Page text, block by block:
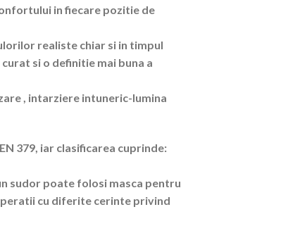
in fiecare pozitie de
realiste chiar si in timpul
si o definitie mai buna a
, intarziere intuneric-lumina
379, iar clasificarea cuprinde:
sudor poate folosi masca pentru
cu diferite cerinte privind